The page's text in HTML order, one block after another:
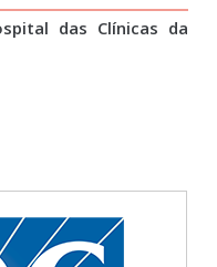
das Clínicas da